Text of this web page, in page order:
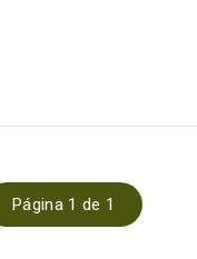
Página 1 de 1